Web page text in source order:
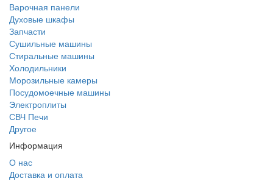
Варочная панели
Духовые шкафы
Запчасти
Сушильные машины
Стиральные машины
Холодильники
Морозильные камеры
Посудомоечные машины
Электроплиты
СВЧ Печи
Другое
Информация
О нас
Доставка и оплата